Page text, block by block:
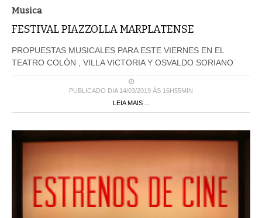
Musica
FESTIVAL PIAZZOLLA MARPLATENSE
PROPUESTAS MUSICALES PARA ESTE VIERNES EN EL
TEATRO COLÓN , VILLA VICTORIA Y OSVALDO SORIANO
PUBLICADO DIA 14/03/2019 ÀS 16H55MIN
LEIA MAIS ...